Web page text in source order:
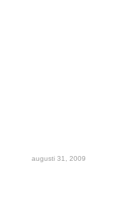
augusti 31, 2009